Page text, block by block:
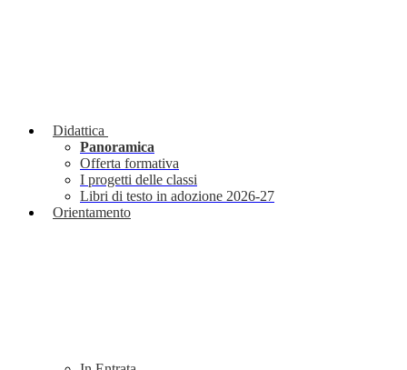
Didattica
Panoramica
Offerta formativa
I progetti delle classi
Libri di testo in adozione 2026-27
Orientamento